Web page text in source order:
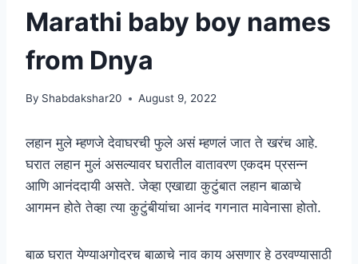
Marathi baby boy names
from Dnya
By Shabdakshar20 August 9, 2022
लहान मुले म्हणजे देवाघरची फुले असं म्हणलं जात ते खरंच आहे.
घरात लहान मुलं असल्यावर घरातील वातावरण एकदम प्रसन्न
आणि आनंददायी असते. जेव्हा एखाद्या कुटुंबात लहान बाळाचे
आगमन होते तेव्हा त्या कुटुंबीयांचा आनंद गगनात मावेनासा होतो.
बाळ घरात येण्याअगोदरच बाळाचे नाव काय असणार हे ठरवण्यासाठी